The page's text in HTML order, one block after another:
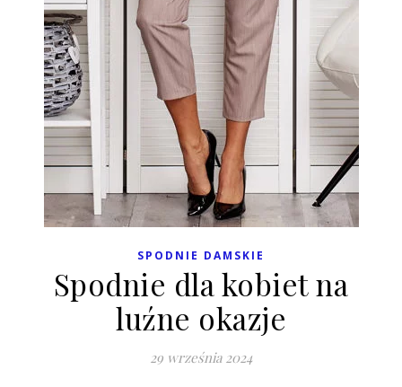
SPODNIE DAMSKIE
Spodnie dla kobiet na
luźne okazje
29 września 2024